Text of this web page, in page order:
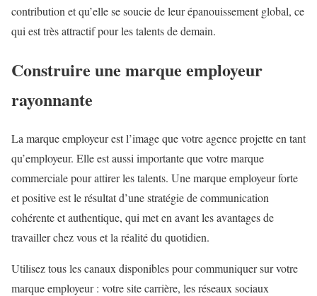
contribution et qu’elle se soucie de leur épanouissement global, ce
qui est très attractif pour les talents de demain.
Construire une marque employeur
rayonnante
La marque employeur est l’image que votre agence projette en tant
qu’employeur. Elle est aussi importante que votre marque
commerciale pour attirer les talents. Une marque employeur forte
et positive est le résultat d’une stratégie de communication
cohérente et authentique, qui met en avant les avantages de
travailler chez vous et la réalité du quotidien.
Utilisez tous les canaux disponibles pour communiquer sur votre
marque employeur : votre site carrière, les réseaux sociaux